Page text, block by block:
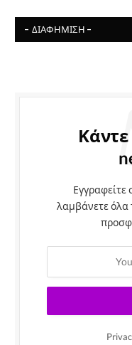
- ΔΙΑΦΉΜΙΣΗ -
Εγγραφείτε
λαμβάνετε όλα